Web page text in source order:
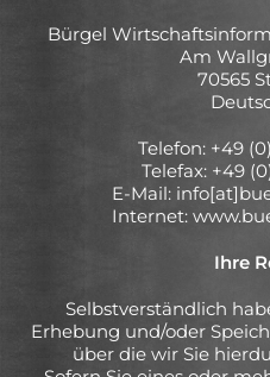
Bürgel
Am
70565
Telefon: +49
Telefax: +49
E-Mail:
Internet:
Ihre
Selbstverständlich
Erhebung und/oder
über die wir Sie